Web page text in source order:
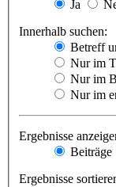
Ja
Innerhalb suchen:
Betreff
Nur im
Nur im
Nur im
Ergebnisse
Beiträge
Ergebnisse